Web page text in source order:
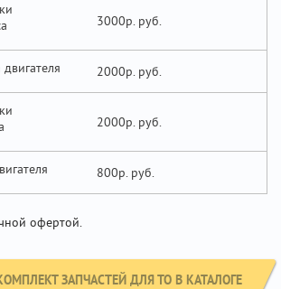
3000р.
2000р.
2000р.
800р.
офертой.
ЗАПЧАСТЕЙ ДЛЯ ТО В КАТАЛОГЕ